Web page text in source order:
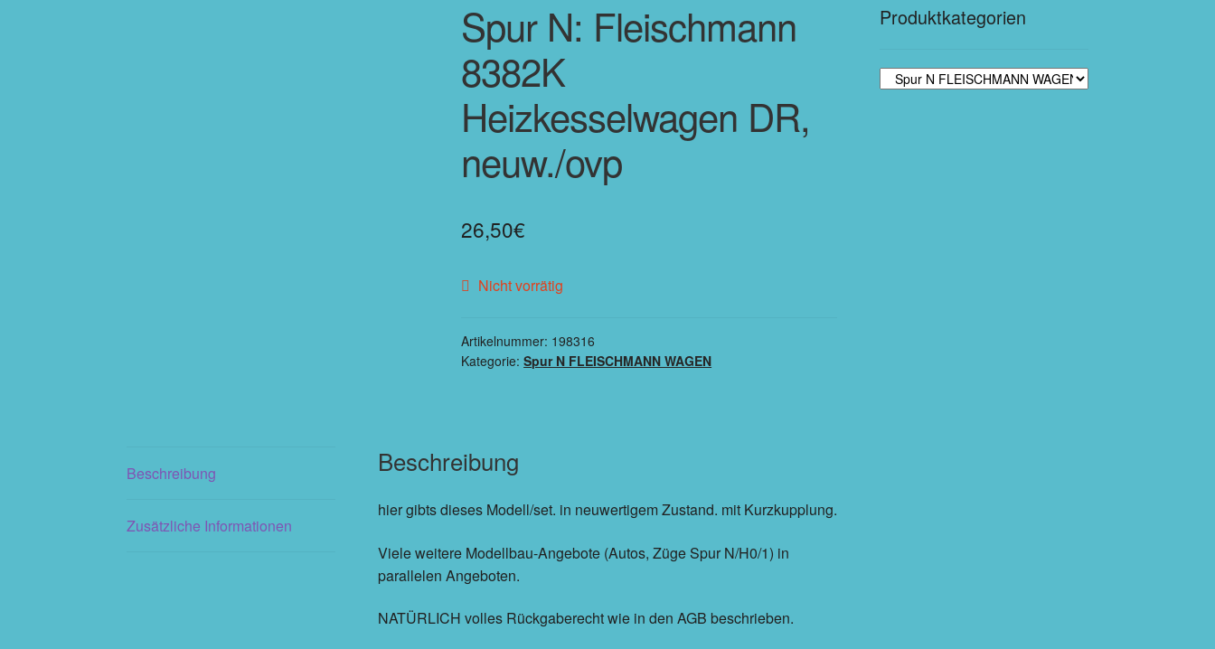
Spur N: Fleischmann
8382K
Heizkesselwagen DR,
neuw./ovp
26,50€
Nicht vorrätig
Artikelnummer: 198316
Kategorie:Spur N FLEISCHMANN WAGEN
Beschreibung
Zusätzliche Informationen
Beschreibung
hier gibts dieses Modell/set. in neuwertigem Zustand. mit Kurzkupplung.
Viele weitere Modellbau-Angebote (Autos, Züge Spur N/H0/1) in
parallelen Angeboten.
NATÜRLICH volles Rückgaberecht wie in den AGB beschrieben.
Produktkategorien